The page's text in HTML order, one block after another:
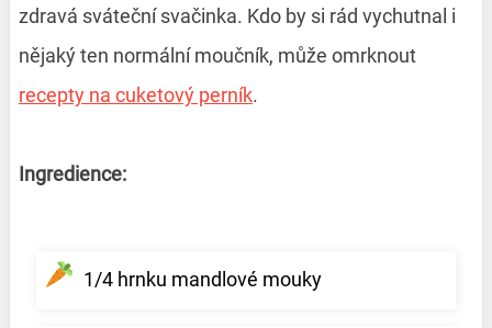
zdravá sváteční svačinka. Kdo by si rád vychutnal i
nějaký ten normální moučník, může omrknout
recepty na cuketový perník.
Ingredience:
1/4 hrnku mandlové mouky